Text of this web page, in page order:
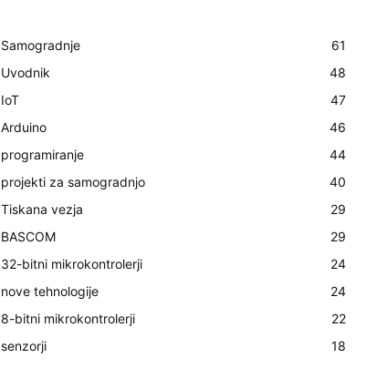
Samogradnje
61
Uvodnik
48
IoT
47
Arduino
46
programiranje
44
projekti za samogradnjo
40
Tiskana vezja
29
BASCOM
29
32-bitni mikrokontrolerji
24
nove tehnologije
24
8-bitni mikrokontrolerji
22
senzorji
18